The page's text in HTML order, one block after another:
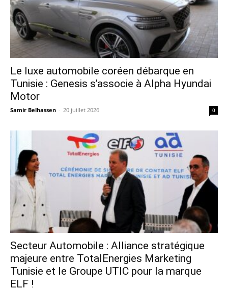
Le luxe automobile coréen débarque en
Tunisie : Genesis s’associe à Alpha Hyundai
Motor
Samir Belhassen - 20 juillet 2026 0
Secteur Automobile : Alliance stratégique
majeure entre TotalEnergies Marketing
Tunisie et le Groupe UTIC pour la marque
ELF !